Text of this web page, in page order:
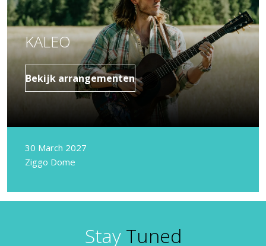
KALEO
Bekijk arrangementen
30 March 2027
Ziggo Dome
StayTuned